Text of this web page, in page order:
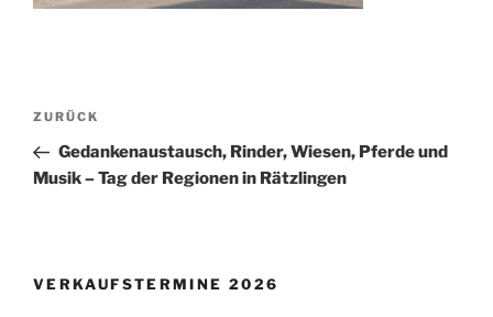
Beitragsnavigation
Vorheriger
Beitrag
ZURÜCK
Gedankenaustausch, Rinder, Wiesen, Pferde und
Musik – Tag der Regionen in Rätzlingen
VERKAUFSTERMINE 2026